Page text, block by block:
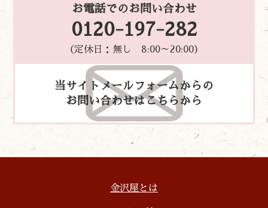
お電話でのお問い合わせ
0120-197-282
（定休日：無し 8:00～20:00）
当サイトメールフォームからの
お問い合わせはこちらから
金沢屋とは